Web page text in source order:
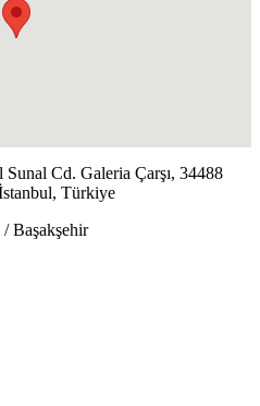
Sunal Cd. Galeria Çarşı, 34488
Türkiye
Başakşehir